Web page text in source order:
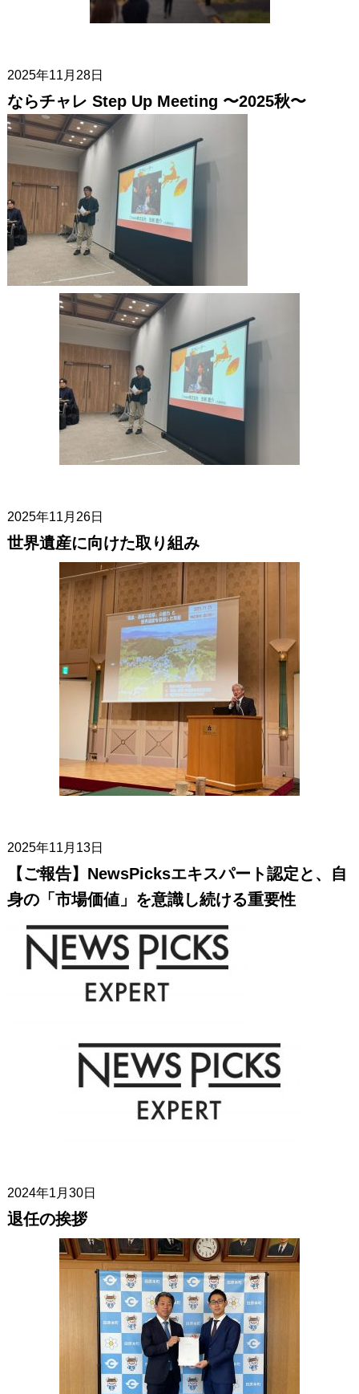
2025年11月28日
ならチャレ Step Up Meeting 〜2025秋〜
2025年11月26日
世界遺産に向けた取り組み
2025年11月13日
【ご報告】NewsPicksエキスパート認定と、自
身の「市場価値」を意識し続ける重要性
2024年1月30日
退任の挨拶